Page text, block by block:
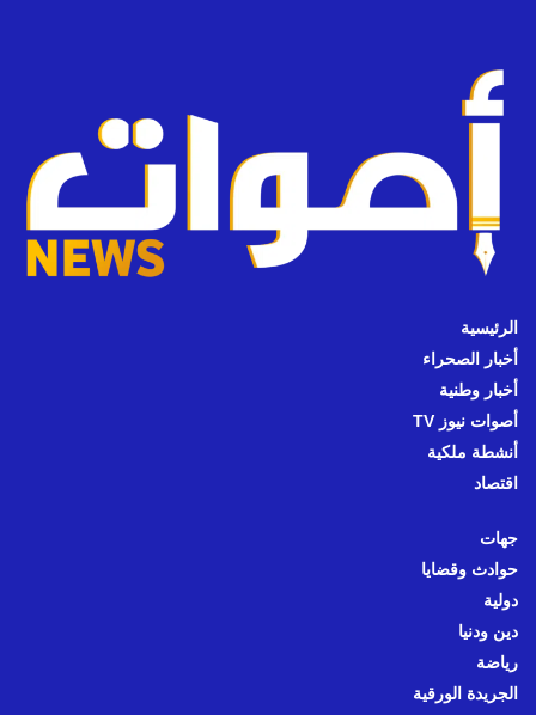
الرئيسية
أخبار الصحراء
أخبار وطنية
أصوات نيوز TV
أنشطة ملكية
اقتصاد
جهات
حوادث وقضايا
دولية
دين ودنيا
رياضة
الجريدة الورقية